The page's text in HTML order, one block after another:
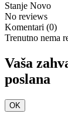
Stanje Novo
No reviews
Komentari (0)
Trenutno nema
Vaša
poslana
OK